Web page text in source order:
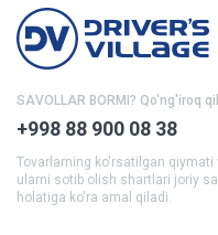
SAVOLLAR BORMI? Qo'ng'iroq
+998 88 900 08 38
Tovarlarning ko'rsatilgan qiymati
ularni sotib olish shartlari joriy
holatiga ko'ra amal qiladi.